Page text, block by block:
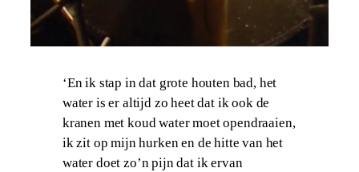
‘En ik stap in dat grote houten bad, het
water is er altijd zo heet dat ik ook de
kranen met koud water moet opendraaien,
ik zit op mijn hurken en de hitte van het
water doet zo’n pijn dat ik ervan